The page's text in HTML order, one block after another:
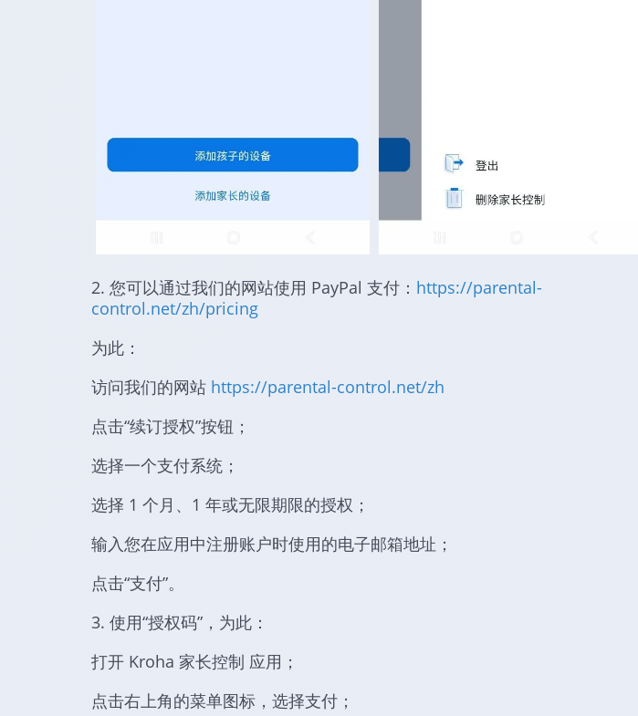
2. 您可以通过我们的网站使用 PayPal 支付： https://parental-
control.net/zh/pricing
为此：
访问我们的网站 https://parental-control.net/zh
点击“续订授权”按钮；
选择一个支付系统；
选择 1 个月、1 年或无限期限的授权；
输入您在应用中注册账户时使用的电子邮箱地址；
点击“支付”。
3. 使用“授权码”，为此：
打开 Kroha 家长控制 应用；
点击右上角的菜单图标，选择支付；